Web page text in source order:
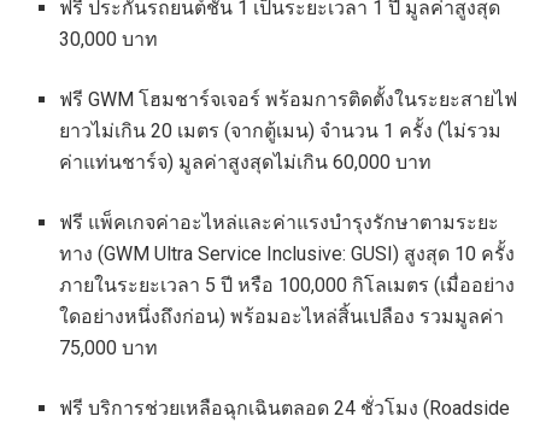
ฟรี ประกันรถยนต์ชั้น 1 เป็นระยะเวลา 1 ปี มูลค่าสูงสุด
30,000 บาท
ฟรี GWM โฮมชาร์จเจอร์ พร้อมการติดตั้งในระยะสายไฟ
ยาวไม่เกิน 20 เมตร (จากตู้เมน) จำนวน 1 ครั้ง (ไม่รวม
ค่าแท่นชาร์จ) มูลค่าสูงสุดไม่เกิน 60,000 บาท
ฟรี แพ็คเกจค่าอะไหล่และค่าแรงบำรุงรักษาตามระยะ
ทาง (GWM Ultra Service Inclusive: GUSI) สูงสุด 10 ครั้ง
ภายในระยะเวลา 5 ปี หรือ 100,000 กิโลเมตร (เมื่ออย่าง
ใดอย่างหนึ่งถึงก่อน) พร้อมอะไหล่สิ้นเปลือง รวมมูลค่า
75,000 บาท
ฟรี บริการช่วยเหลือฉุกเฉินตลอด 24 ชั่วโมง (Roadside